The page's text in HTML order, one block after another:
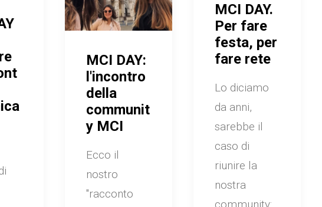
MCI DAY:
l'incontro
della
communit
y MCI
Ecco il
nostro
"racconto
MCI DAY.
Per fare
festa, per
fare rete
Lo diciamo
da anni,
sarebbe il
caso di
riunire la
nostra
community: